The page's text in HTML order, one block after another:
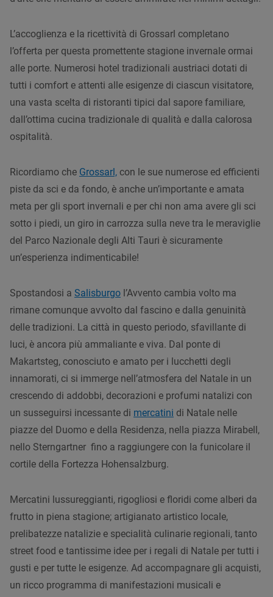
L’accoglienza e la ricettività di Grossarl completano
l’offerta per questa promettente stagione invernale ormai
alle porte. Numerosi hotel tradizionali austriaci dotati di
tutti i comfort e attenti alle esigenze di ciascun visitatore,
una vasta scelta di ristoranti tipici dal sapore familiare,
dall’ottima cucina tradizionale di qualità e dalla calorosa
ospitalità.
Ricordiamo che Grossarl, con le sue numerose ed efficienti
piste da sci e da fondo, è anche un’importante e amata
meta per gli sport invernali e per chi non ama avere gli sci
sotto i piedi, un giro in carrozza sulla neve tra le meraviglie
del Parco Nazionale degli Alti Tauri è sicuramente
un’esperienza indimenticabile!
Spostandosi a Salisburgo l’Avvento cambia volto ma
rimane comunque avvolto dal fascino e dalla genuinità
delle tradizioni. La città in questo periodo, sfavillante di
luci, è ancora più ammaliante e viva. Dal ponte di
Makartsteg, conosciuto e amato per i lucchetti degli
innamorati, ci si immerge nell’atmosfera del Natale in un
crescendo di addobbi, decorazioni e profumi natalizi con
un susseguirsi incessante di mercatini di Natale nelle
piazze del Duomo e della Residenza, nella piazza Mirabell,
nello Sterngartner fino a raggiungere con la funicolare il
cortile della Fortezza Hohensalzburg.
Mercatini lussureggianti, rigogliosi e floridi come alberi da
frutto in piena stagione; artigianato artistico locale,
prelibatezze natalizie e specialità culinarie regionali, tanto
street food e tantissime idee per i regali di Natale per tutti i
gusti e per tutte le esigenze. Ad accompagnare gli acquisti,
un ricco programma di manifestazioni musicali e